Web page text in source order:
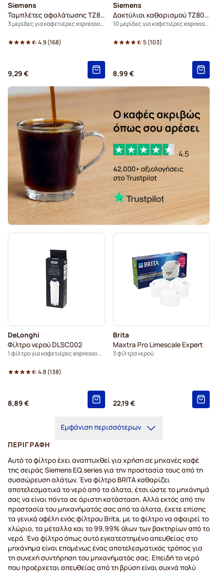
Siemens
Ταμπλέτες αφαλάτωσης TZ80002B
3 μερίδες για καφετιέρες espresso EQ.Series
4.9(168)
9,29 €
Siemens
Δακτύλιοι καθαρισμού TZ80001B
10 μερίδες για καφετιέρες espresso EQ.Series
5(103)
8,99 €
DeLonghi
Φίλτρο νερού DLSC002
1 φίλτρο για καφετιέρες espresso Delonghi
4.8(138)
8,89 €
Brita
Maxtra Pro Limescale Expert
3 φίλτρα νερού
22,19 €
Εμφάνιση περισσότερων
ΠΕΡΙΓΡΑΦΉ
Αυτό το φίλτρο έχει αναπτυχθεί για χρήση σε μηχανές καφέ
της σειράς Siemens EQ.series για την προστασία τους από τη
συσσώρευση αλάτων. Ένα φίλτρο BRITA καθαρίζει
αποτελεσματικά το νερό από τα άλατα, έτσι ώστε το μηχάνημά
σας να είναι πάντα σε άριστη κατάσταση. Αλλά εκτός από την
προστασία του μηχανήματός σας από τα άλατα, έχετε επίσης
τα γενικά οφέλη ενός φίλτρου Brita, με το φίλτρο να αφαιρεί το
χλώριο, τα μέταλλα και το 99,99% όλων των βακτηρίων από το
νερό. Ένα φίλτρο όπως αυτό εγκατεστημένο απευθείας στο
μηχάνημα είναι επομένως ένας αποτελεσματικός τρόπος για
τη συνεχή συντήρηση του μηχανήματός σας. Επειδή το νερό
που προέρχεται απευθείας από τη βρύση είναι συχνά πολύ